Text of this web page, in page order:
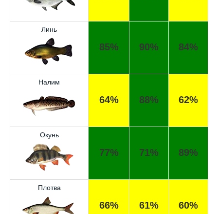
Линь
85% 90% 84%
Налим
64% 88% 62%
Окунь
77% 71% 89%
Плотва
66% 61% 60%
Отличный прогноз клёва! Сегодня поймал
щуку весом 5 кг.
Спасибо за прогноз, сегодня уловил карпа
и окуня!